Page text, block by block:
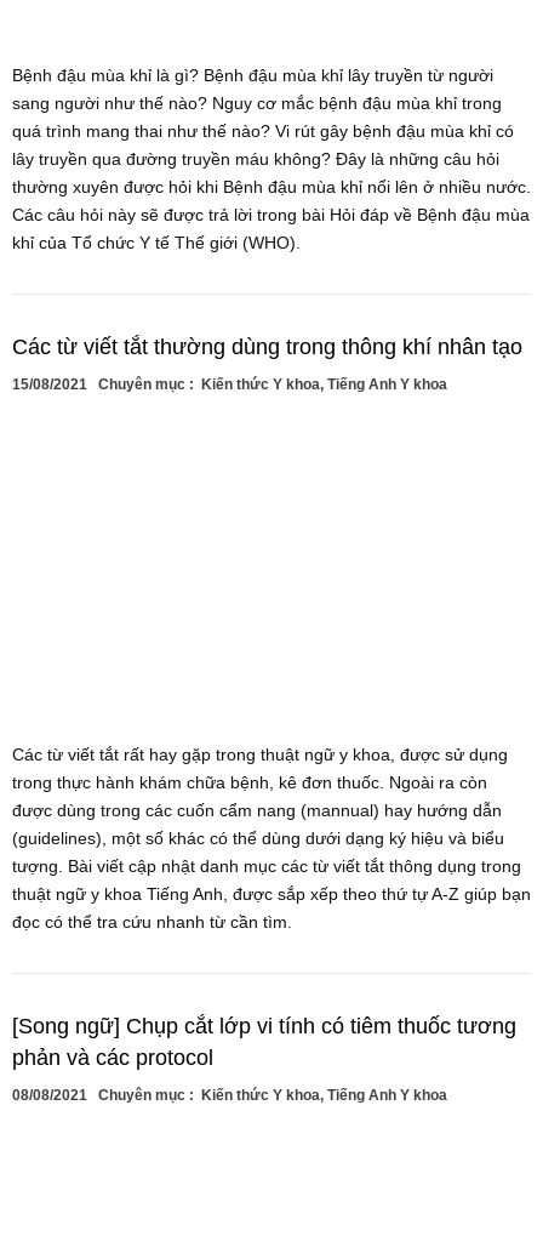
Bệnh đậu mùa khỉ là gì? Bệnh đậu mùa khỉ lây truyền từ người
sang người như thế nào? Nguy cơ mắc bệnh đậu mùa khỉ trong
quá trình mang thai như thế nào? Vi rút gây bệnh đậu mùa khỉ có
lây truyền qua đường truyền máu không? Đây là những câu hỏi
thường xuyên được hỏi khi Bệnh đậu mùa khỉ nổi lên ở nhiều nước.
Các câu hỏi này sẽ được trả lời trong bài Hỏi đáp về Bệnh đậu mùa
khỉ của Tổ chức Y tế Thế giới (WHO).
Các từ viết tắt thường dùng trong thông khí nhân tạo
15/08/2021 Chuyên mục : Kiến thức Y khoa, Tiếng Anh Y khoa
Các từ viết tắt rất hay gặp trong thuật ngữ y khoa, được sử dụng
trong thực hành khám chữa bệnh, kê đơn thuốc. Ngoài ra còn
được dùng trong các cuốn cẩm nang (mannual) hay hướng dẫn
(guidelines), một số khác có thể dùng dưới dạng ký hiệu và biểu
tượng. Bài viết cập nhật danh mục các từ viết tắt thông dụng trong
thuật ngữ y khoa Tiếng Anh, được sắp xếp theo thứ tự A-Z giúp bạn
đọc có thể tra cứu nhanh từ cần tìm.
[Song ngữ] Chụp cắt lớp vi tính có tiêm thuốc tương
phản và các protocol
08/08/2021 Chuyên mục : Kiến thức Y khoa, Tiếng Anh Y khoa